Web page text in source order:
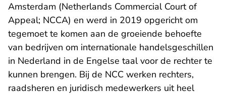
Amsterdam (Netherlands Commercial Court of
Appeal; NCCA) en werd in 2019 opgericht om
tegemoet te komen aan de groeiende behoefte
van bedrijven om internationale handelsgeschillen
in Nederland in de Engelse taal voor de rechter te
kunnen brengen. Bij de NCC werken rechters,
raadsheren en juridisch medewerkers uit heel